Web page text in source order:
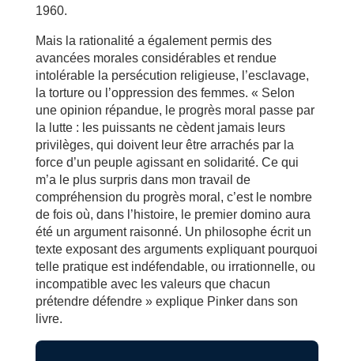
1960.
Mais la rationalité a également permis des
avancées morales considérables et rendue
intolérable la persécution religieuse, l’esclavage,
la torture ou l’oppression des femmes. « Selon
une opinion répandue, le progrès moral passe par
la lutte : les puissants ne cèdent jamais leurs
privilèges, qui doivent leur être arrachés par la
force d’un peuple agissant en solidarité. Ce qui
m’a le plus surpris dans mon travail de
compréhension du progrès moral, c’est le nombre
de fois où, dans l’histoire, le premier domino aura
été un argument raisonné. Un philosophe écrit un
texte exposant des arguments expliquant pourquoi
telle pratique est indéfendable, ou irrationnelle, ou
incompatible avec les valeurs que chacun
prétendre défendre » explique Pinker dans son
livre.